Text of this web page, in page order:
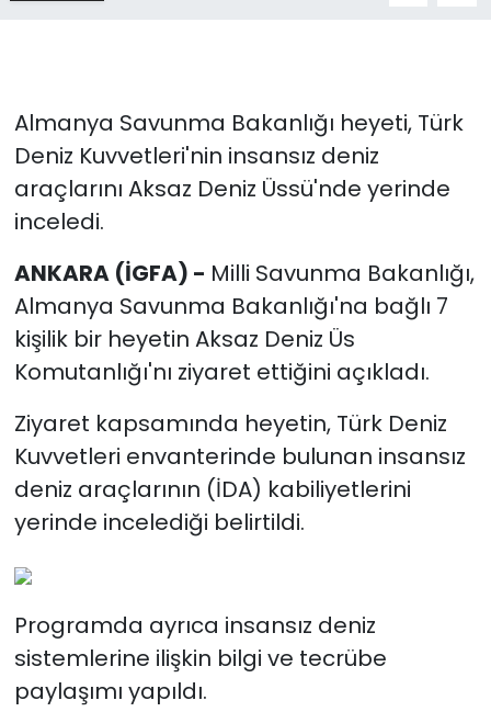
Almanya Savunma Bakanlığı heyeti, Türk
Deniz Kuvvetleri'nin insansız deniz
araçlarını Aksaz Deniz Üssü'nde yerinde
inceledi.
ANKARA (İGFA) - Milli Savunma Bakanlığı,
Almanya Savunma Bakanlığı'na bağlı 7
kişilik bir heyetin Aksaz Deniz Üs
Komutanlığı'nı ziyaret ettiğini açıkladı.
Ziyaret kapsamında heyetin, Türk Deniz
Kuvvetleri envanterinde bulunan insansız
deniz araçlarının (İDA) kabiliyetlerini
yerinde incelediği belirtildi.
Programda ayrıca insansız deniz
sistemlerine ilişkin bilgi ve tecrübe
paylaşımı yapıldı.